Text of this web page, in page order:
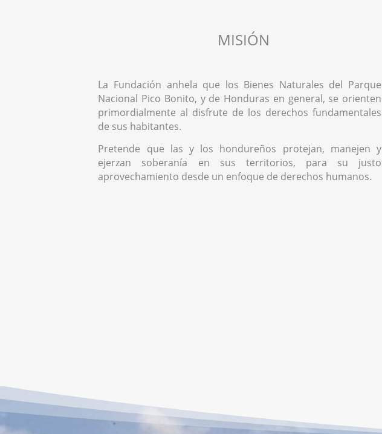
MISIÓN
La Fundación anhela que los Bienes Naturales del Parque
Nacional Pico Bonito, y de Honduras en general, se orienten
primordialmente al disfrute de los derechos fundamentales
de sus habitantes.
Pretende que las y los hondureños protejan, manejen y
ejerzan soberanía en sus territorios, para su justo
aprovechamiento desde un enfoque de derechos humanos.